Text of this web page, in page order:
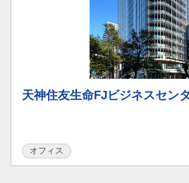
天神住友生命FJビジネスセン
オフィス